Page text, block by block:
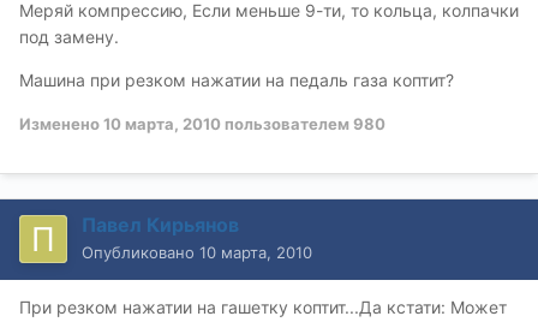
Меряй компрессию, Если меньше 9-ти, то кольца, колпачки
под замену.
Машина при резком нажатии на педаль газа коптит?
Изменено10 марта, 2010 пользователем 980
Павел Кирьянов
Опубликовано 10 марта, 2010
При резком нажатии на гашетку коптит...Да кстати: Может